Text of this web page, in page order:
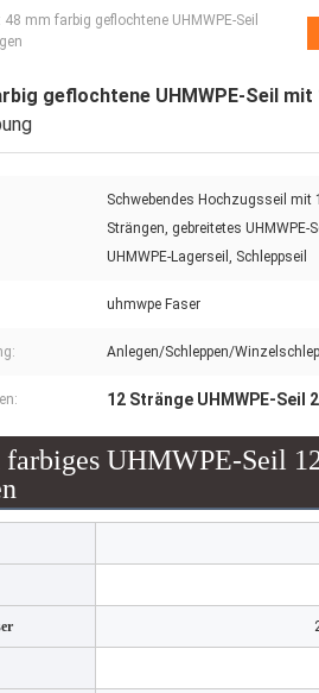
48 mm farbig geflochtene UHMWPE-Seil
geflochtene UHMWPE-Seil
Schwebendes Hochzugsseil mit
Strängen, gebreitetes UHMWPE-
UHMWPE-Lagerseil, Schleppseil
uhmwpe Faser
Anlegen/Schleppen/
12 Stränge UHMWPE-Seil
UHMWPE-Seil